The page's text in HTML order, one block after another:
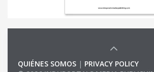
QUIÉNES SOMOS | PRIVACY POLICY